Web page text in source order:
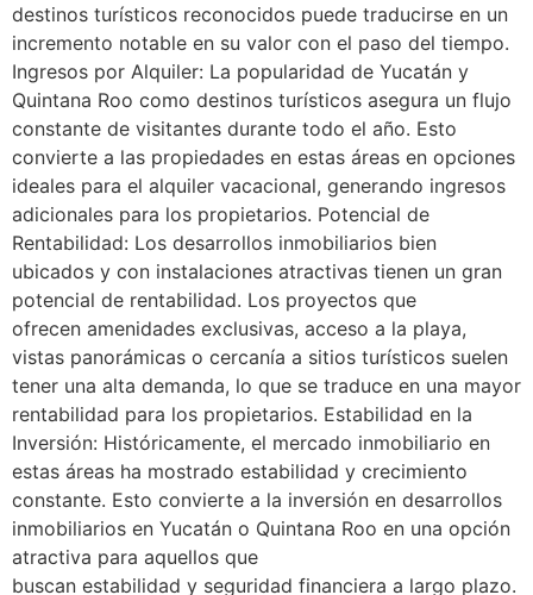
destinos turísticos reconocidos puede traducirse en un
incremento notable en su valor con el paso del tiempo.
Ingresos por Alquiler: La popularidad de Yucatán y
Quintana Roo como destinos turísticos asegura un flujo
constante de visitantes durante todo el año. Esto
convierte a las propiedades en estas áreas en opciones
ideales para el alquiler vacacional, generando ingresos
adicionales para los propietarios. Potencial de
Rentabilidad: Los desarrollos inmobiliarios bien
ubicados y con instalaciones atractivas tienen un gran
potencial de rentabilidad. Los proyectos que
ofrecen amenidades exclusivas, acceso a la playa,
vistas panorámicas o cercanía a sitios turísticos suelen
tener una alta demanda, lo que se traduce en una mayor
rentabilidad para los propietarios. Estabilidad en la
Inversión: Históricamente, el mercado inmobiliario en
estas áreas ha mostrado estabilidad y crecimiento
constante. Esto convierte a la inversión en desarrollos
inmobiliarios en Yucatán o Quintana Roo en una opción
atractiva para aquellos que
buscan estabilidad y seguridad financiera a largo plazo.